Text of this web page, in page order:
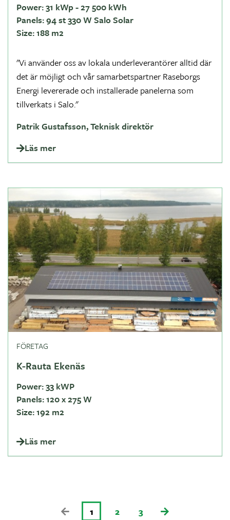
Power:31 kWp - 27 500 kWh
Panels:94 st 330 W Salo Solar
Size:188 m2
"Vi använder oss av lokala underleverantörer alltid där
det är möjligt och vår samarbetspartner Raseborgs
Energi levererade och installerade panelerna som
tillverkats i Salo."
Patrik Gustafsson, Teknisk direktör
Läs mer
FÖRETAG
K-Rauta Ekenäs
Power:33 kWP
Panels:120 x 275 W
Size:192 m2
Läs mer
1 2 3